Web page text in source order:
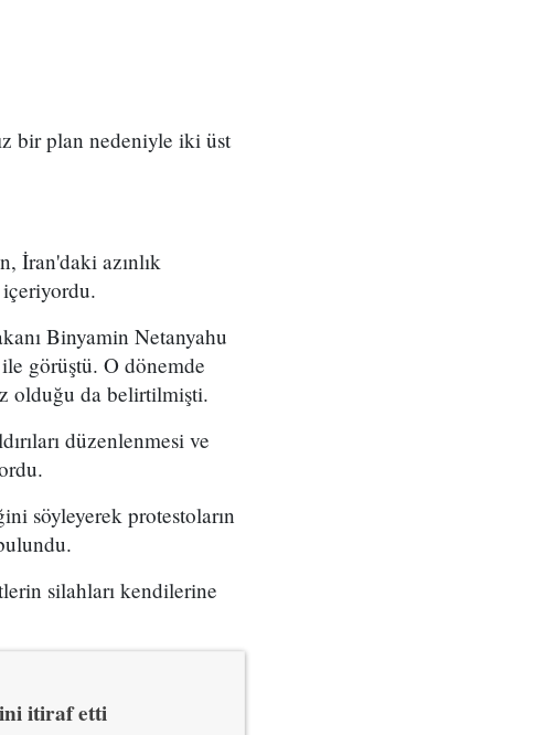
bir plan nedeniyle iki üst
İran'daki azınlık
içeriyordu.
Binyamin Netanyahu
görüştü. O dönemde
olduğu da belirtilmişti.
düzenlenmesi ve
söyleyerek protestoların
silahları kendilerine
itiraf etti